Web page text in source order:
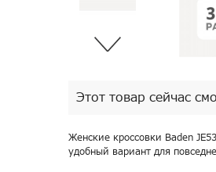
Этот товар сейчас
Женские кроссовки Baden
удобный вариант для